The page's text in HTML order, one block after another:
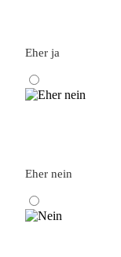
Eher ja
Eher nein